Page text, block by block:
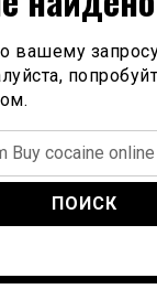
вашему